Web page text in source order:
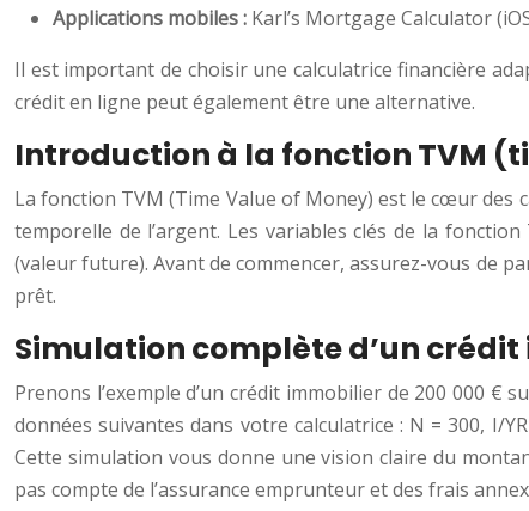
Applications mobiles : Karl’s Mortgage Calculator
Il est important de choisir une calculatrice financière
crédit en ligne peut également être une alternative.
Introduction à la fonction TVM
La fonction TVM (Time Value of Money) est le cœur des
temporelle de l’argent. Les variables clés de la
(valeur future). Avant de commencer, assurez-vous de
prêt.
Simulation complète d’un
Prenons l’exemple d’un crédit immobilier de 200 000 €
données suivantes dans votre calculatrice : N = 300, I/
Cette simulation vous donne une vision claire du
pas compte de l’assurance emprunteur et des frais